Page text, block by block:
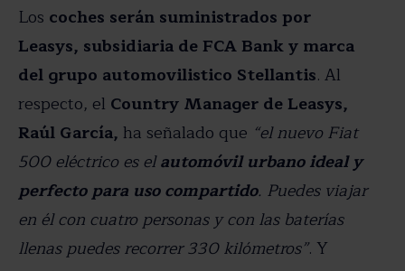
Los coches serán suministrados por
Leasys, subsidiaria de FCA Bank y marca
del grupo automovilistico Stellantis. Al
respecto, el Country Manager de Leasys,
Raúl García, ha señalado que “el nuevo Fiat
500 eléctrico es elautomóvil urbano ideal y
perfecto para uso compartido. Puedes viajar
en él con cuatro personas y con las baterías
llenas puedes recorrer 330 kilómetros”. Y